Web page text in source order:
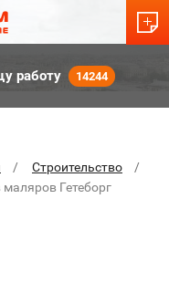
работу 14244
Строительство
Гетеборг